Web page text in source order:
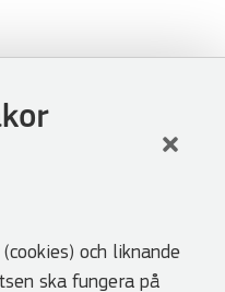
och liknande
ska fungera på